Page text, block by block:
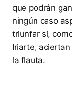
que podrán
ningún caso
triunfar si,
Iriarte,
la flauta.